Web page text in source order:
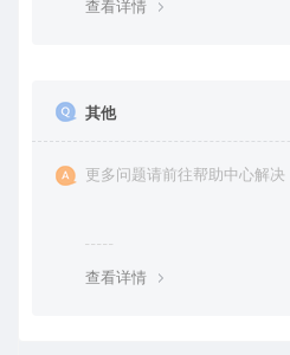
查看详情
其他
更多问题请前往帮助中心解决
查看详情